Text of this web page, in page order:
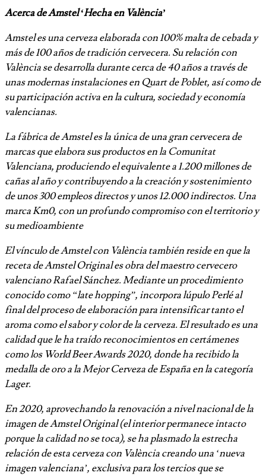
Acerca de Amstel ‘Hecha en València’
Amstel es una cerveza elaborada con 100% malta de cebada y
más de 100 años de tradición cervecera. Su relación con
València se desarrolla durante cerca de 40 años a través de
unas modernas instalaciones en Quart de Poblet, así como de
su participación activa en la cultura, sociedad y economía
valencianas.
La fábrica de Amstel es la única de una gran cervecera de
marcas que elabora sus productos en la Comunitat
Valenciana, produciendo el equivalente a 1.200 millones de
cañas al año y contribuyendo a la creación y sostenimiento
de unos 300 empleos directos y unos 12.000 indirectos. Una
marca Km0, con un profundo compromiso con el territorio y
su medioambiente
El vínculo de Amstel con València también reside en que la
receta de Amstel Original es obra del maestro cervecero
valenciano Rafael Sánchez. Mediante un procedimiento
conocido como “late hopping”, incorpora lúpulo Perlé al
final del proceso de elaboración para intensificar tanto el
aroma como el sabor y color de la cerveza. El resultado es una
calidad que le ha traído reconocimientos en certámenes
como los World Beer Awards 2020, donde ha recibido la
medalla de oro a la Mejor Cerveza de España en la categoría
Lager.
En 2020, aprovechando la renovación a nivel nacional de la
imagen de Amstel Original (el interior permanece intacto
porque la calidad no se toca), se ha plasmado la estrecha
relación de esta cerveza con València creando una ‘nueva
imagen valenciana’, exclusiva para los tercios que se